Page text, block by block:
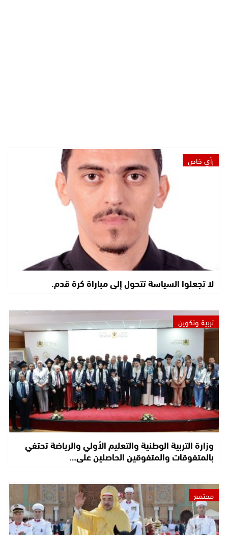
رأي خاص
لا تجعلوا السياسة تتحول إلى مباراة كرة قدم.
تربية وتكوين
وزارة التربية الوطنية والتعليم الأولي والرياضة تحتفي
بالمتفوقات والمتفوقين الحاصلين على…
مجتمع